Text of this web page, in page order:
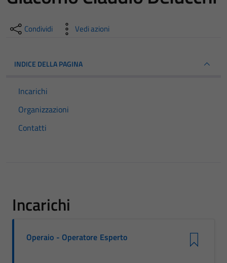
Condividi Vedi azioni
INDICE DELLA PAGINA
Incarichi
Organizzazioni
Contatti
Incarichi
Operaio - Operatore Esperto